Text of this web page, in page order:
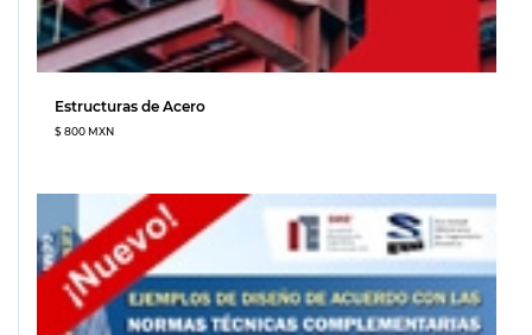
Estructuras de Acero
$ 800 MXN